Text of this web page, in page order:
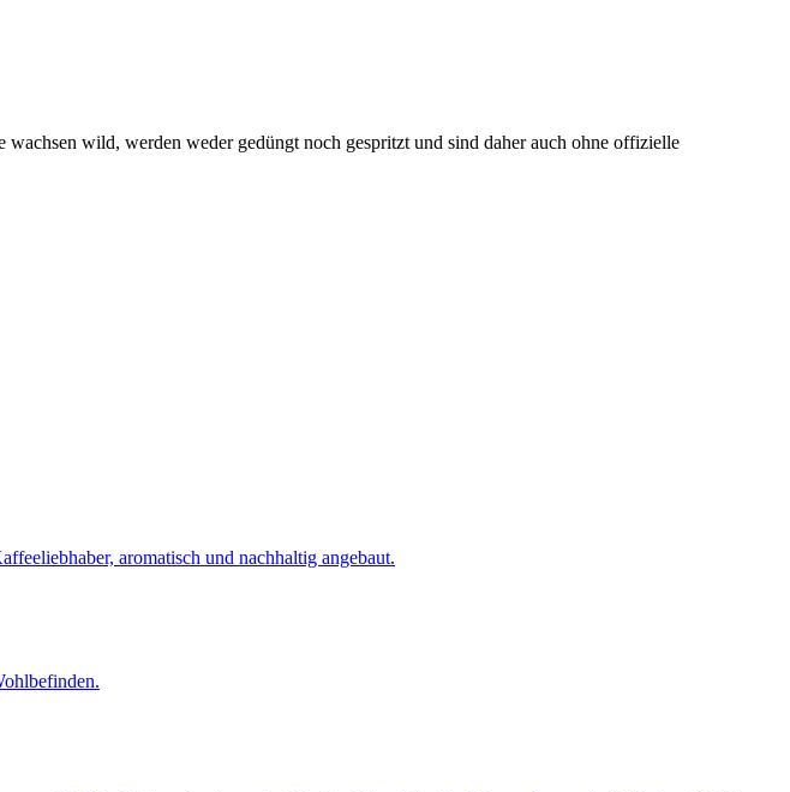
wachsen wild, werden weder gedüngt noch gespritzt und sind daher auch ohne offizielle